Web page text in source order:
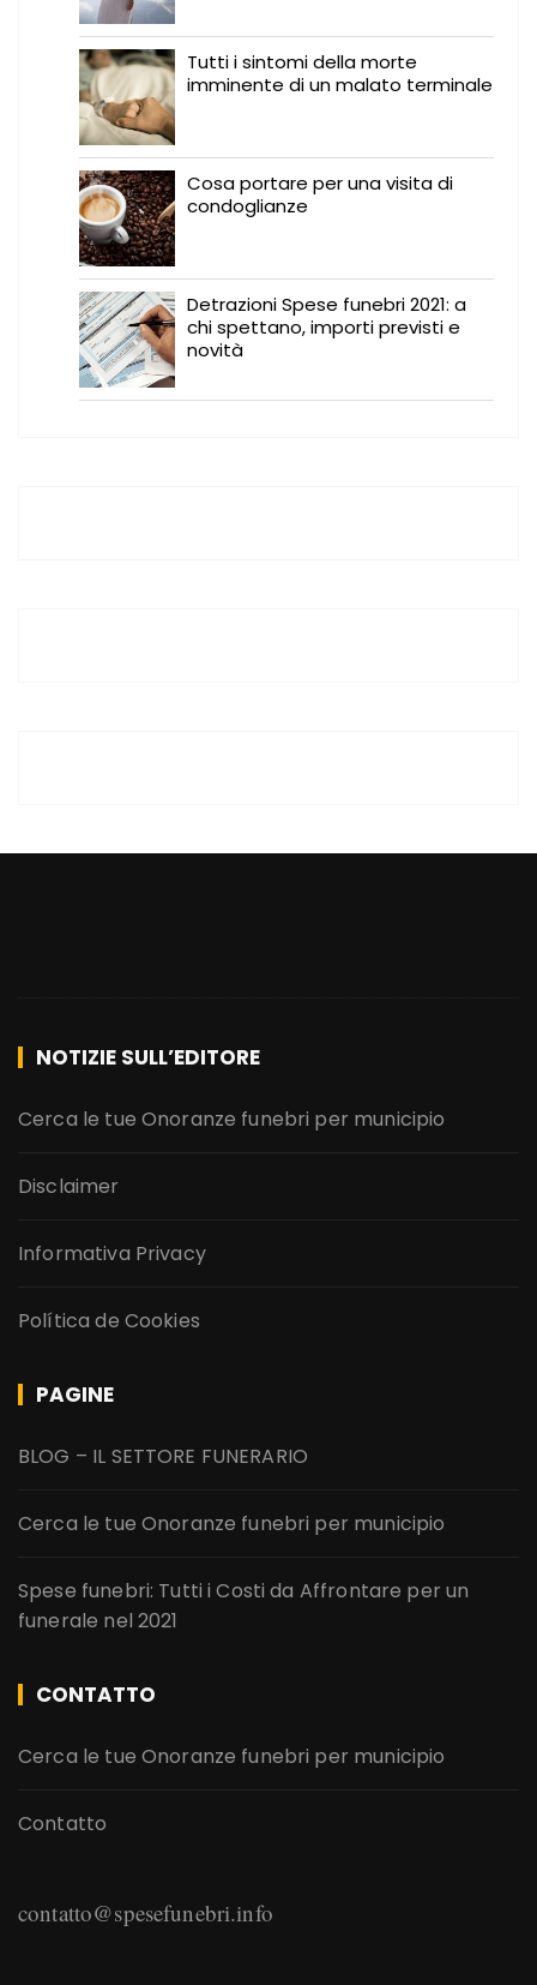
Tutti i sintomi della morte
imminente di un malato terminale
Cosa portare per una visita di
condoglianze
Detrazioni Spese funebri 2021: a
chi spettano, importi previsti e
novità
NOTIZIE SULL’EDITORE
Cerca le tue Onoranze funebri per municipio
Disclaimer
Informativa Privacy
Política de Cookies
PAGINE
BLOG – IL SETTORE FUNERARIO
Cerca le tue Onoranze funebri per municipio
Spese funebri: Tutti i Costi da Affrontare per un
funerale nel 2021
CONTATTO
Cerca le tue Onoranze funebri per municipio
Contatto
contatto@spesefunebri.info